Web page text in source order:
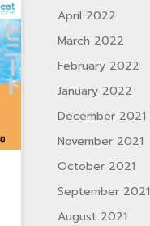
April 2022
March 2022
February 2022
January 2022
December 2021
November 2021
October 2021
September 2021
August 2021